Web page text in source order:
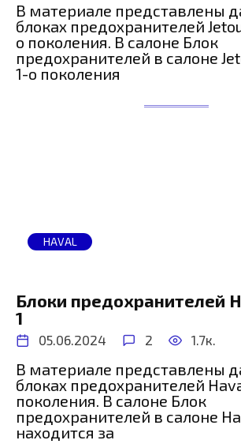
В материале представлены
блоках предохранителей
о поколения. В салоне Блок
предохранителей в салоне
1-о поколения
HAVAL
Блоки предохранителей
1
05.06.2024 2 1.7к.
В материале представлены
блоках предохранителей
поколения. В салоне Блок
предохранителей в салоне
находится за